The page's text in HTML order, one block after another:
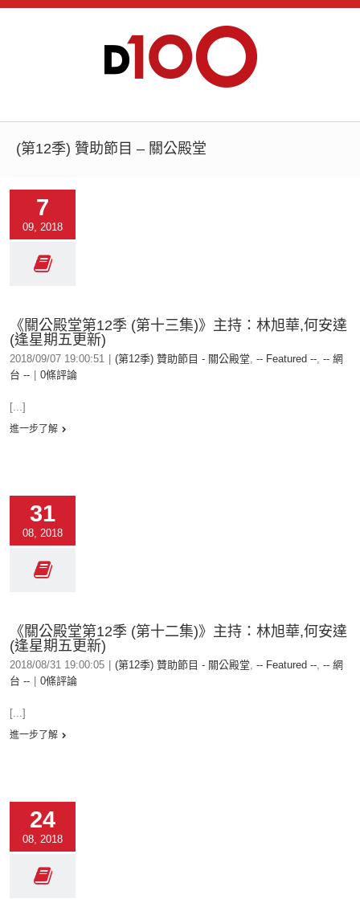
(第12季) 贊助節目 – 關公殿堂
7
09, 2018
《關公殿堂第12季 (第十三集)》主持：林旭華,何安達
(逢星期五更新)
2018/09/07 19:00:51 (第12季) 贊助節目 - 關公殿堂, -- Featured --, -- 網
台 --
0條評論
[...]
進一步了解
31
08, 2018
《關公殿堂第12季 (第十二集)》主持：林旭華,何安達
(逢星期五更新)
2018/08/31 19:00:05 (第12季) 贊助節目 - 關公殿堂, -- Featured --, -- 網
台 --
0條評論
[...]
進一步了解
24
08, 2018